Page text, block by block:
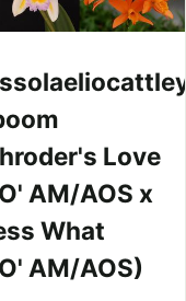
Love
AM/AOS x
What
AM/AOS)